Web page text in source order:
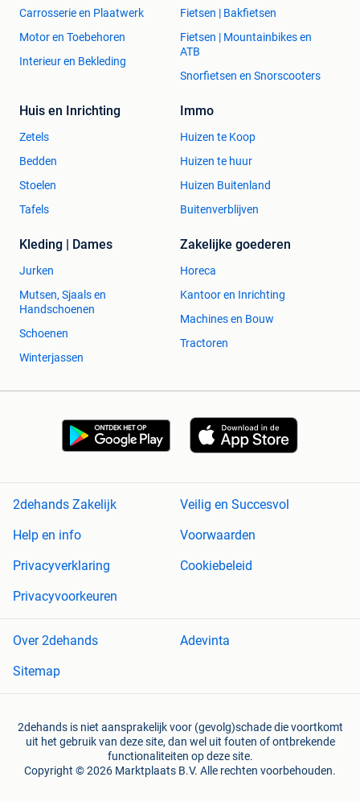
Carrosserie en Plaatwerk
Motor en Toebehoren
Interieur en Bekleding
Fietsen | Bakfietsen
Fietsen | Mountainbikes en
ATB
Snorfietsen en Snorscooters
Huis en Inrichting
Zetels
Bedden
Stoelen
Tafels
Immo
Huizen te Koop
Huizen te huur
Huizen Buitenland
Buitenverblijven
Kleding | Dames
Jurken
Mutsen, Sjaals en
Handschoenen
Schoenen
Winterjassen
Zakelijke goederen
Horeca
Kantoor en Inrichting
Machines en Bouw
Tractoren
2dehands Zakelijk
Veilig en Succesvol
Help en info
Voorwaarden
Privacyverklaring
Cookiebeleid
Privacyvoorkeuren
Over 2dehands
Adevinta
Sitemap
2dehands is niet aansprakelijk voor (gevolg)schade die voortkomt
uit het gebruik van deze site, dan wel uit fouten of ontbrekende
functionaliteiten op deze site.
Copyright © 2026 Marktplaats B.V. Alle rechten voorbehouden.